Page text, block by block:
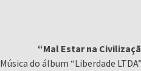
“Mal Estar na
Música do álbum “Liberdade